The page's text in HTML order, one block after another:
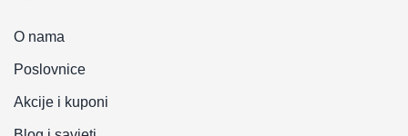
O nama
Poslovnice
Akcije i kuponi